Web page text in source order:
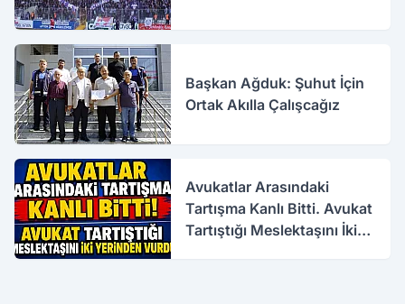
Başkan Ağduk: Şuhut İçin
Ortak Akılla Çalışcağız
Avukatlar Arasındaki
Tartışma Kanlı Bitti. Avukat
Tartıştığı Meslektaşını İki